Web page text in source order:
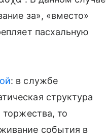
за», «вместо»
пасхальную
: в службе
структура
торжества, то
события в